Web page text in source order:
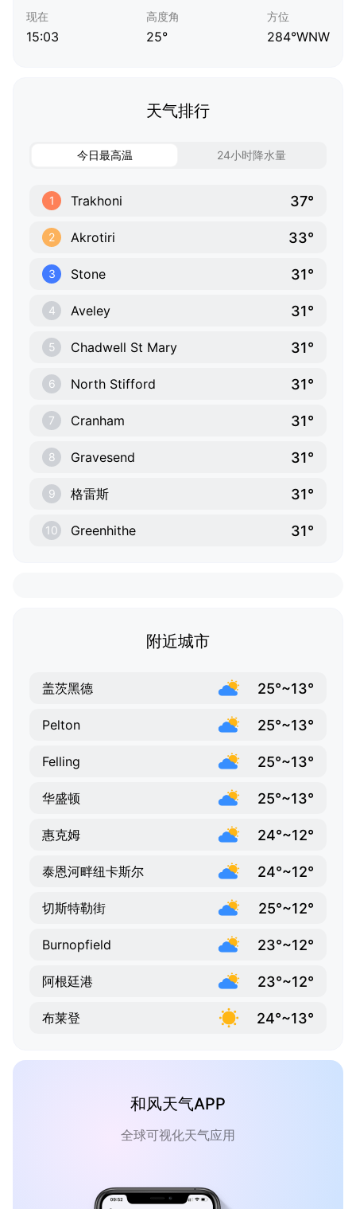
现在
15:03
高度角
25°
方位
284°WNW
天气排行
今日最高温 24小时降水量
1 Trakhoni 37°
2 Akrotiri 33°
3 Stone 31°
4 Aveley 31°
5 Chadwell St Mary 31°
6 North Stifford 31°
7 Cranham 31°
8 Gravesend 31°
9 格雷斯 31°
10 Greenhithe 31°
附近城市
盖茨黑德 25°~13°
Pelton 25°~13°
Felling 25°~13°
华盛顿 25°~13°
惠克姆 24°~12°
泰恩河畔纽卡斯尔 24°~12°
切斯特勒街 25°~12°
Burnopfield 23°~12°
阿根廷港 23°~12°
布莱登 24°~13°
和风天气APP
全球可视化天气应用